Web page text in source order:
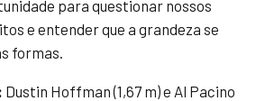
para questionar nossos
e entender que a grandeza se
formas.
Dustin Hoffman (1,67 m) e Al Pacino